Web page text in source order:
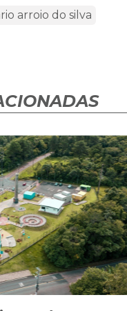
arroio do silva